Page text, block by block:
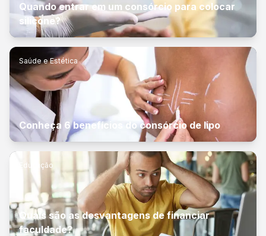
Quando entrar em um consórcio para colocar
silicone?
Saúde e Estética
Conheça 6 benefícios do consórcio de lipo
Educação
Quais são as desvantagens de financiar
faculdade?